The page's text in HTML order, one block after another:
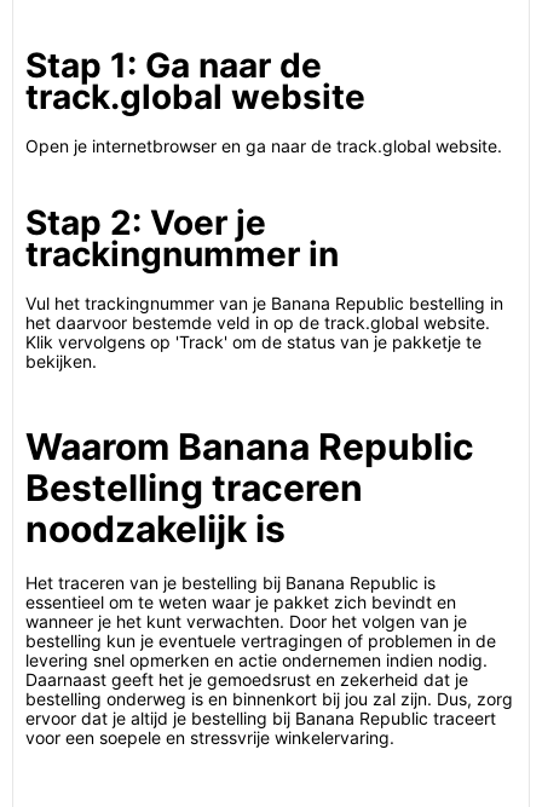
Stap 1: Ga naar de
track.global website
Open je internetbrowser en ga naar de track.global website.
Stap 2: Voer je
trackingnummer in
Vul het trackingnummer van je Banana Republic bestelling in
het daarvoor bestemde veld in op de track.global website.
Klik vervolgens op 'Track' om de status van je pakketje te
bekijken.
Waarom Banana Republic
Bestelling traceren
noodzakelijk is
Het traceren van je bestelling bij Banana Republic is
essentieel om te weten waar je pakket zich bevindt en
wanneer je het kunt verwachten. Door het volgen van je
bestelling kun je eventuele vertragingen of problemen in de
levering snel opmerken en actie ondernemen indien nodig.
Daarnaast geeft het je gemoedsrust en zekerheid dat je
bestelling onderweg is en binnenkort bij jou zal zijn. Dus, zorg
ervoor dat je altijd je bestelling bij Banana Republic traceert
voor een soepele en stressvrije winkelervaring.